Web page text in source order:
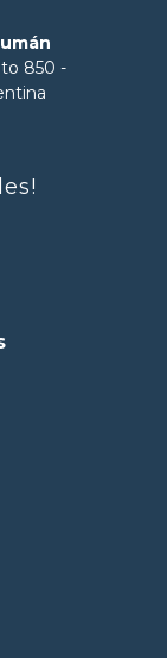
850 -